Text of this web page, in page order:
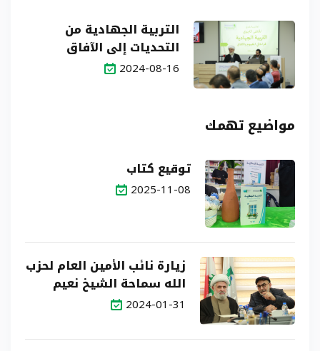
التربية الجهادية من
التحديات إلى الآفاق
2024-08-16
مواضيع تهمك
توقيع كتاب
2025-11-08
زيارة نائب الأمين العام لحزب
الله سماحة الشيخ نعيم
قاسم
2024-01-31